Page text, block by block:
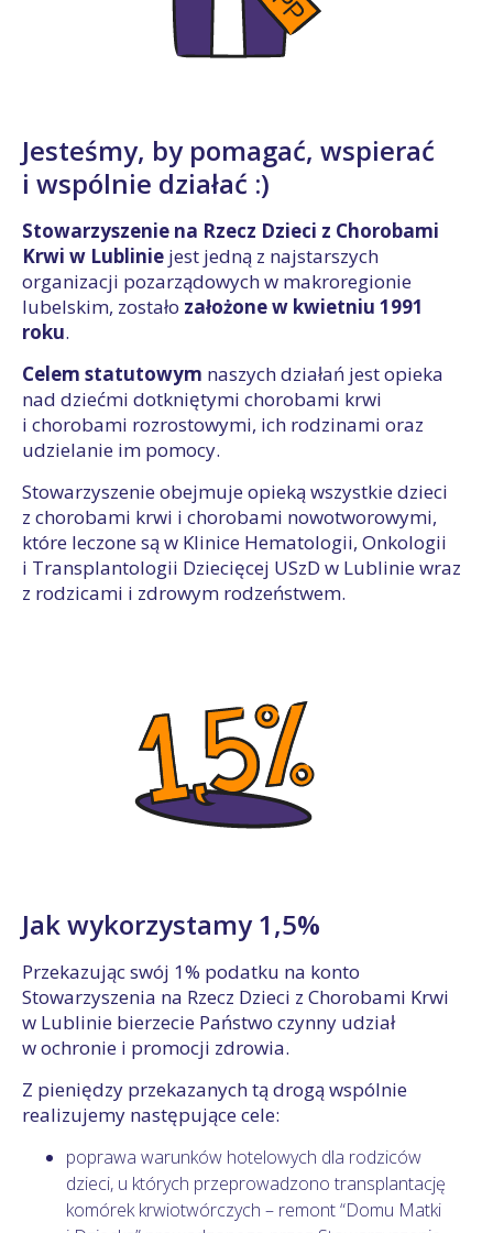
Jesteśmy, by pomagać, wspierać
i wspólnie działać :)
Stowarzyszenie na Rzecz Dzieci z Chorobami
Krwi w Lublinie jest jedną z najstarszych
organizacji pozarządowych w makroregionie
lubelskim, zostało założone w kwietniu 1991
roku.
Celem statutowym naszych działań jest opieka
nad dziećmi dotkniętymi chorobami krwi
i chorobami rozrostowymi, ich rodzinami oraz
udzielanie im pomocy.
Stowarzyszenie obejmuje opieką wszystkie dzieci
z chorobami krwi i chorobami nowotworowymi,
które leczone są w Klinice Hematologii, Onkologii
i Transplantologii Dziecięcej USzD w Lublinie wraz
z rodzicami i zdrowym rodzeństwem.
Jak wykorzystamy 1,5%
Przekazując swój 1% podatku na konto
Stowarzyszenia na Rzecz Dzieci z Chorobami Krwi
w Lublinie bierzecie Państwo czynny udział
w ochronie i promocji zdrowia.
Z pieniędzy przekazanych tą drogą wspólnie
realizujemy następujące cele:
poprawa warunków hotelowych dla rodziców
dzieci, u których przeprowadzono transplantację
komórek krwiotwórczych – remont “Domu Matki